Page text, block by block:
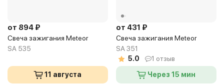
от 894 ₽
Свеча зажигания Meteor
SA 535
11 августа
от 431 ₽
Свеча зажигания Meteor
SA 351
5.0
1 отзыв
Через 15 мин